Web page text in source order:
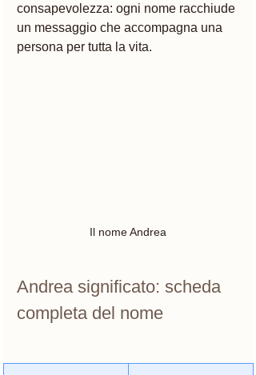
consapevolezza: ogni nome racchiude
un messaggio che accompagna una
persona per tutta la vita.
Il nome Andrea
Andrea significato: scheda
completa del nome